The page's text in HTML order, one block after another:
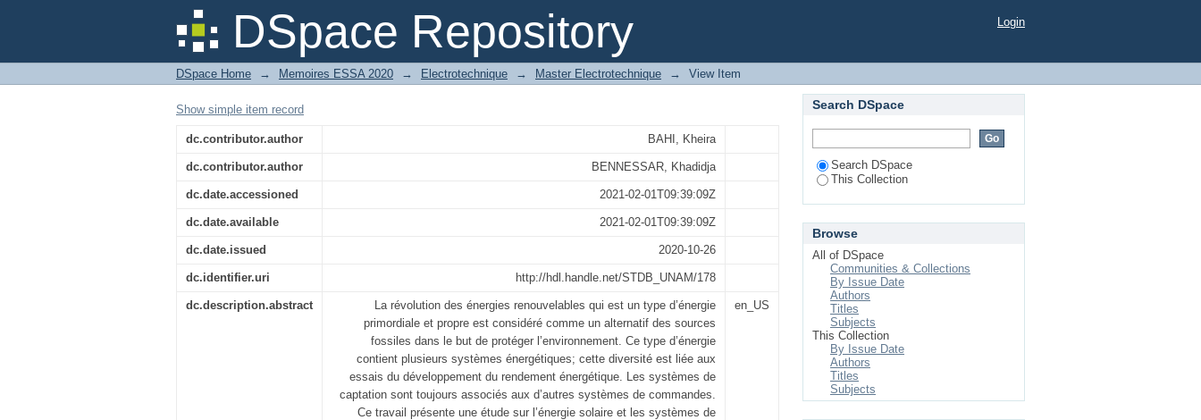
DSpace Repository
Simulation numérique de poursuite solaire d’un héliostat Login
DSpace Home → Memoires ESSA 2020 → Electrotechnique → Master Electrotechnique → View Item
Show simple item record
dc.contributor.author BAHI, Kheira
dc.contributor.author BENNESSAR, Khadidja
dc.date.accessioned 2021-02-01T09:39:09Z
dc.date.available 2021-02-01T09:39:09Z
dc.date.issued 2020-10-26
dc.identifier.uri http://hdl.handle.net/STDB_UNAM/178
dc.description.abstract
La révolution des énergies renouvelables qui est un type d’énergie
primordiale et propre est considéré comme un alternatif des sources
fossiles dans le but de protéger l’environnement. Ce type d’énergie
contient plusieurs systèmes énergétiques; cette diversité est liée aux
essais du développement du rendement énergétique. Les systèmes de
captation sont toujours associés aux d’autres systèmes de commandes.
Ce travail présente une étude sur l’énergie solaire et les systèmes de
en_US
Search DSpace
Search DSpace
This Collection
Browse
All of DSpace
Communities & Collections
By Issue Date
Authors
Titles
Subjects
This Collection
By Issue Date
Authors
Titles
Subjects